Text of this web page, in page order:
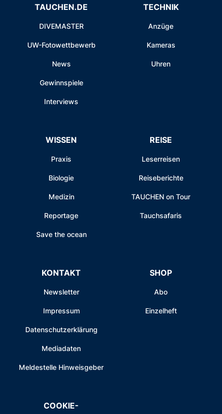
TAUCHEN.DE
DIVEMASTER
UW-Fotowettbewerb
News
Gewinnspiele
Interviews
TECHNIK
Anzüge
Kameras
Uhren
WISSEN
Praxis
Biologie
Medizin
Reportage
Save the ocean
REISE
Leserreisen
Reiseberichte
TAUCHEN on Tour
Tauchsafaris
KONTAKT
Newsletter
Impressum
Datenschutzerklärung
Mediadaten
Meldestelle Hinweisgeber
SHOP
Abo
Einzelheft
COOKIE-